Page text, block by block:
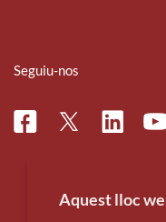
Seguiu-nos
FacebookTwitterLinkedin
Aquest lloc